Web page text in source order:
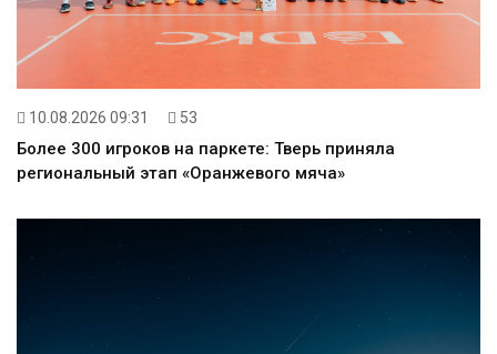
10.08.2026 09:31 53
Более 300 игроков на паркете: Тверь приняла
региональный этап «Оранжевого мяча»